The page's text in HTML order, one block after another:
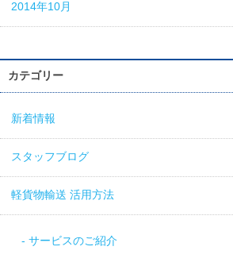
2014年10月
カテゴリー
新着情報
スタッフブログ
軽貨物輸送 活用方法
サービスのご紹介